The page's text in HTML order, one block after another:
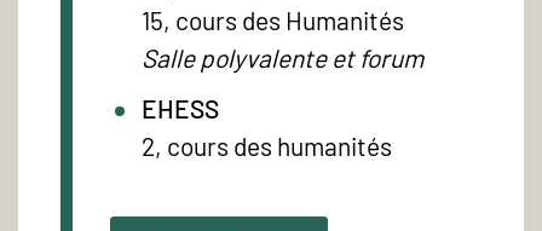
15, cours des Humanités
Salle polyvalente et forum
EHESS
2, cours des humanités